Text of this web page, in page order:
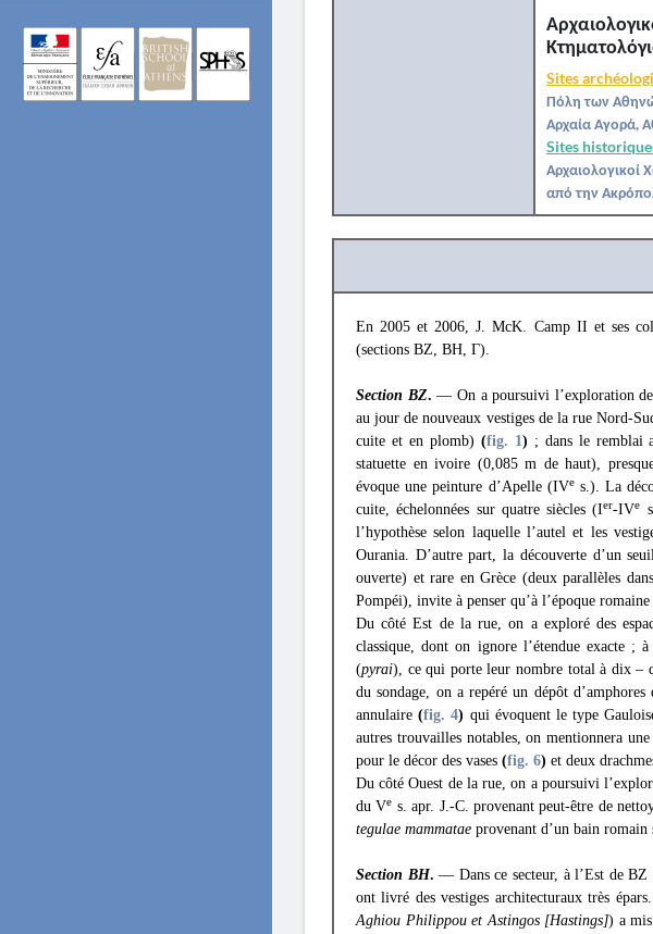
Sites
Πόλη των
Αρχαία Αγορά,
Sites
Αρχαιολογικοί
από την
En 2005 et 2006, J. McK. Camp II et ses
(sections BZ, BH, Γ).
Section BZ. — On a poursuivi l’exploration
au jour de nouveaux vestiges de la rue Nord-
cuite et en plomb) (fig. 1) ; dans le remblai
statuette en ivoire (0,085 m de haut),
évoque une peinture d’Apelle (IVes.). La
cuite, échelonnées sur quatre siècles (Ier-IVe
l’hypothèse selon laquelle l’autel et les
Ourania. D’autre part, la découverte d’un
ouverte) et rare en Grèce (deux parallèles
Pompéi), invite à penser qu’à l’époque
Du côté Est de la rue, on a exploré des
classique, dont on ignore l’étendue exacte ;
(pyrai), ce qui porte leur nombre total à dix –
du sondage, on a repéré un dépôt
annulaire(fig. 4) qui évoquent le type
autres trouvailles notables, on mentionnera
pour le décor des vases (fig. 6) et deux
Du côté Ouest de la rue, on a poursuivi
du Ve s. apr. J.-C. provenant peut-être de
tegulae mammatae provenant d’un bain romain
Section BH. — Dans ce secteur, à l’Est de
ont livré des vestiges architecturaux très
Aghiou Philippou et Astingos [Hastings]) a